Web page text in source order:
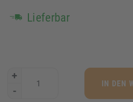
Lieferbar
+
-
IN DEN